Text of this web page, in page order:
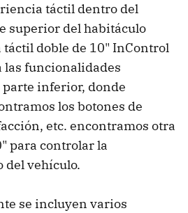
táctil dentro del
superior del habitáculo
doble de 10" InControl
las funcionalidades
inferior, donde
los botones de
etc. encontramos otra
para controlar la
del vehículo.
se incluyen varios